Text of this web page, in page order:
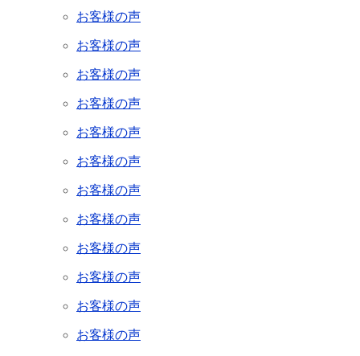
お客様の声
お客様の声
お客様の声
お客様の声
お客様の声
お客様の声
お客様の声
お客様の声
お客様の声
お客様の声
お客様の声
お客様の声